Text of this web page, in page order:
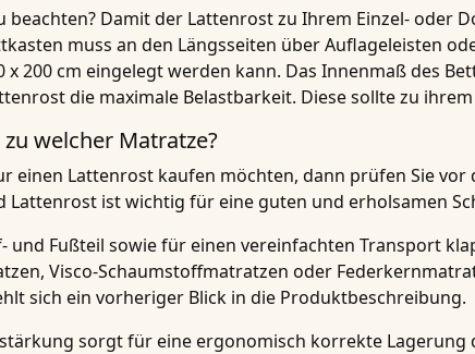
Damit der Lattenrost zu Ihrem Einzel- oder
muss an den Längsseiten über Auflageleisten
200 cm eingelegt werden kann. Das Innenmaß des
die maximale Belastbarkeit. Diese sollte zu
welcher Matratze?
einen Lattenrost kaufen möchten, dann prüfen Sie
ist wichtig für eine guten und erholsamen
Fußteil sowie für einen vereinfachten Transport
Visco-Schaumstoffmatratzen oder
sich ein vorheriger Blick in die Produktbeschreibung.
sorgt für eine ergonomisch korrekte Lagerung